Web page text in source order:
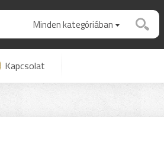
Minden kategóriában
Kapcsolat